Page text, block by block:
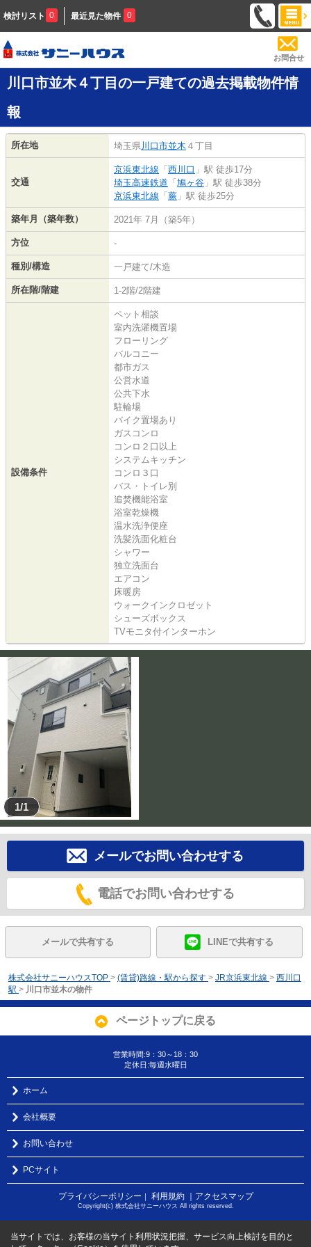
検討リスト 0 最近見た物件 0
お問合せ
川口市並木４丁目の一戸建ての過去掲載物件情
報
所在地 埼玉県 川口市並木 ４丁目
交通
京浜東北線 「 西川口 」駅 徒歩17分
埼玉高速鉄道 「 鳩ヶ谷 」駅 徒歩38分
京浜東北線 「 蕨 」駅 徒歩25分
築年月（築年数） 2021年 7月（築5年）
方位 -
種別/構造 一戸建て/木造
所在階/階建 1-2階/2階建
設備条件
ペット相談
室内洗濯機置場
フローリング
バルコニー
都市ガス
公営水道
公共下水
駐輪場
バイク置場あり
ガスコンロ
コンロ２口以上
システムキッチン
コンロ３口
バス・トイレ別
追焚機能浴室
浴室乾燥機
温水洗浄便座
洗髪洗面化粧台
シャワー
独立洗面台
エアコン
床暖房
ウォークインクロゼット
シューズボックス
TVモニタ付インターホン
1/1
メールでお問い合わせする
電話でお問い合わせする
メールで共有する LINEで共有する
株式会社サニーハウスTOP > (賃貸)路線・駅から探す > JR京浜東北線 > 西川口
駅 > 川口市並木の物件
ページトップに戻る
営業時間:9：30～18：30
定休日:毎週水曜日
ホーム
会社概要
お問い合わせ
PCサイト
プライバシーポリシー ｜ 利用規約 ｜アクセスマップ
Copyright(c) 株式会社サニーハウス All rights reserved.
当サイトでは、お客様の当サイト利用状況把握、サービス向上検討を目的と